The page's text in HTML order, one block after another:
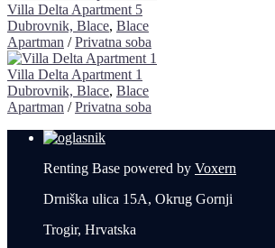
Villa Delta Apartment 5
Dubrovnik, Blace, Blace
Apartman /Privatna soba
Villa Delta Apartment 1
Dubrovnik, Blace, Blace
Apartman /Privatna soba
Renting Base powered by Voxern
Drniška ulica 15A, Okrug Gornji
Trogir, Hrvatska